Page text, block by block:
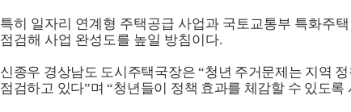
특히 일자리 연계형 주택공급 사업과 국토교통부 특화주
점검해 사업 완성도를 높일 방침이다.
신종우 경상남도 도시주택국장은 “청년 주거문제는 지역
점검하고 있다”며“청년들이 정책 효과를 체감할 수 있도